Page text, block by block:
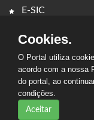
E-SIC
Cookies.
O Portal utiliza
acordo com a nossa
do portal, ao
condições.
Aceitar
2026 - PREFEITURA
direitos reservados.